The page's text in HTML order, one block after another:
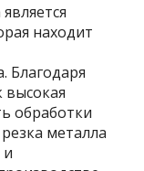
находит
Благодаря
обработки
металла
и